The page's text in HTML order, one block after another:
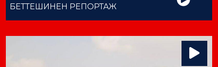
БЕТТЕШИНЕН РЕПОРТАЖ